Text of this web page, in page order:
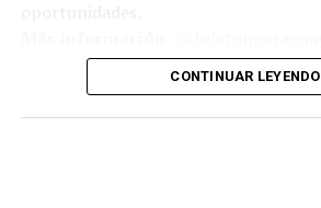
CONTINUAR LEYENDO